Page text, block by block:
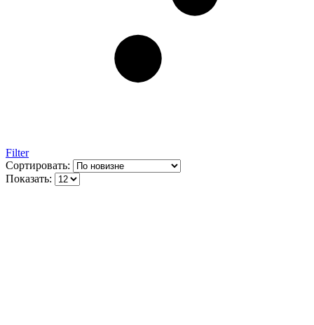
Filter
Сортировать:
Показать: